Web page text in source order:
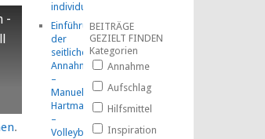
-
.
individuell
Einführung
der
seitlichen
Annahmetechnik
–
Manuel
Hartmann
–
Volleyball-
BEITRÄGE
GEZIELT FINDEN
Kategorien
Annahme
Aufschlag
Hilfsmittel
Inspiration